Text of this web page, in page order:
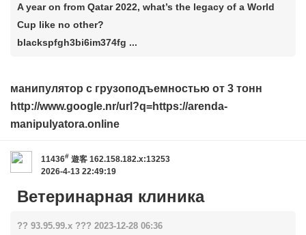
A year on from Qatar 2022, what’s the legacy of a World
Cup like no other?
blackspfgh3bi6im374fg ...
манипулятор с грузоподъемностью от 3 тонн
http://www.google.nr/url?q=https://arenda-
manipulyatora.online
11436# 遊客 162.158.182.x:13253
2026-4-13 22:49:19
Ветеринарная клиника
?? 93.95.99.x ??? 2023-12-28 06:36